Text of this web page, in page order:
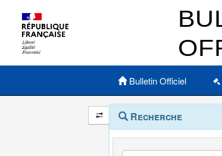
Menu principal
Bulletin Officiel
Navigation
et
outils
annexes
Menu
contextuel
Recherche